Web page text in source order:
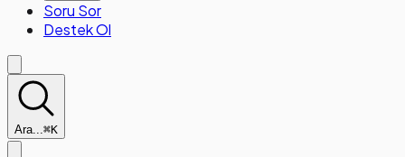
Soru Sor
Destek Ol
Ara...⌘K